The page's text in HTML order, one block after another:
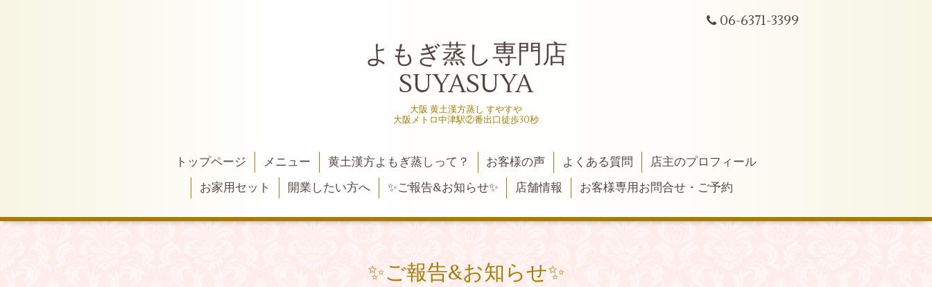
06-6371-3399
よもぎ蒸し専門店
SUYASUYA
大阪 黄土漢方蒸し すやすや
大阪メトロ中津駅②番出口徒歩30秒
トップページ メニュー 黄土漢方よもぎ蒸しって？ お客様の声 よくある質問
店主のプロフィール
お家用セット
開業したい方へ ✨ご報告&お知らせ✨ 店舗情報 お客様専用お問合せ・ご予約
✨ご報告&お知らせ✨